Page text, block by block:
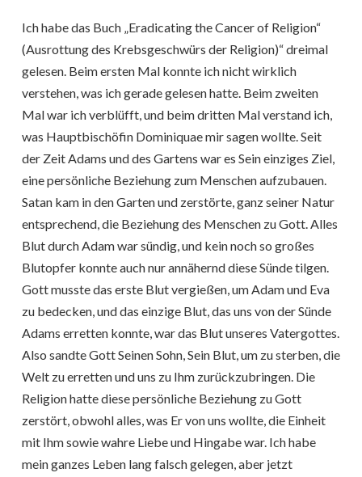
Ich habe das Buch „Eradicating the Cancer of Religion“
(Ausrottung des Krebsgeschwürs der Religion)“ dreimal
gelesen. Beim ersten Mal konnte ich nicht wirklich
verstehen, was ich gerade gelesen hatte. Beim zweiten
Mal war ich verblüfft, und beim dritten Mal verstand ich,
was Hauptbischöfin Dominiquae mir sagen wollte. Seit
der Zeit Adams und des Gartens war es Sein einziges Ziel,
eine persönliche Beziehung zum Menschen aufzubauen.
Satan kam in den Garten und zerstörte, ganz seiner Natur
entsprechend, die Beziehung des Menschen zu Gott. Alles
Blut durch Adam war sündig, und kein noch so großes
Blutopfer konnte auch nur annähernd diese Sünde tilgen.
Gott musste das erste Blut vergießen, um Adam und Eva
zu bedecken, und das einzige Blut, das uns von der Sünde
Adams erretten konnte, war das Blut unseres Vatergottes.
Also sandte Gott Seinen Sohn, Sein Blut, um zu sterben, die
Welt zu erretten und uns zu Ihm zurückzubringen. Die
Religion hatte diese persönliche Beziehung zu Gott
zerstört, obwohl alles, was Er von uns wollte, die Einheit
mit Ihm sowie wahre Liebe und Hingabe war. Ich habe
mein ganzes Leben lang falsch gelegen, aber jetzt